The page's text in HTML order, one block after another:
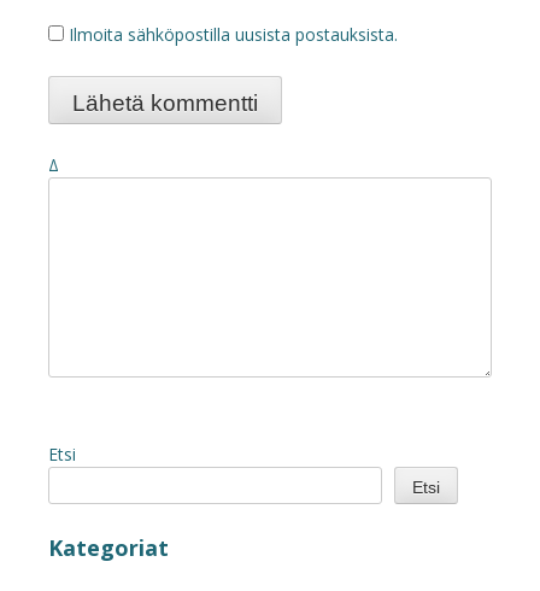
Ilmoita sähköpostilla uusista postauksista.
Δ
Etsi
Etsi
Kategoriat